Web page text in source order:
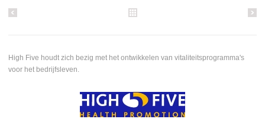
High Five houdt zich bezig met het ontwikkelen van vitaliteitsprogramma's
voor het bedrijfsleven.